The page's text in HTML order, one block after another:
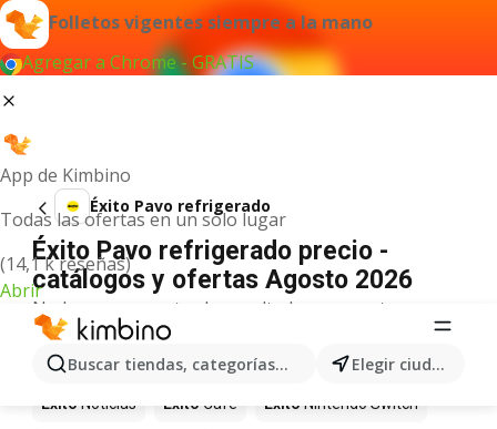
Folletos vigentes siempre a la mano
Agregar a Chrome - GRATIS
App de Kimbino
Todas las ofertas en un solo lugar
(14,1 k reseñas)
Abrir
Buscar tiendas, categorías, productos... Elegir ciudad
Éxito Pavo refrigerado
Éxito Pavo refrigerado precio -
catálogos y ofertas Agosto 2026
No hemos encontrado resultados para este
término.
Más productos en tiendas Éxito
Éxito Noticias Éxito Café Éxito Nintendo Switch